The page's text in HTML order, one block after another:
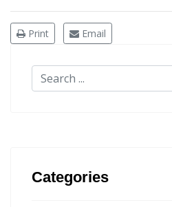
Print Email
Categories